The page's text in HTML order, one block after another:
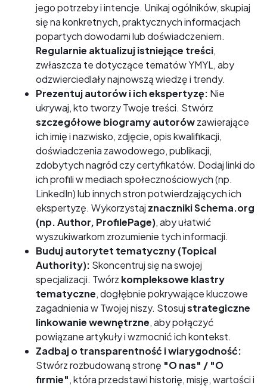
jego potrzeby i intencje. Unikaj ogólników, skupiaj
się na konkretnych, praktycznych informacjach
popartych dowodami lub doświadczeniem.
Regularnie aktualizuj istniejące treści,
zwłaszcza te dotyczące tematów YMYL, aby
odzwierciedlały najnowszą wiedzę i trendy.
Prezentuj autorów i ich ekspertyzę: Nie
ukrywaj, kto tworzy Twoje treści. Stwórz
szczegółowe biogramy autorówzawierające
ich imię i nazwisko, zdjęcie, opis kwalifikacji,
doświadczenia zawodowego, publikacji,
zdobytych nagród czy certyfikatów. Dodaj linki do
ich profili w mediach społecznościowych (np.
LinkedIn) lub innych stron potwierdzających ich
ekspertyzę. Wykorzystaj znaczniki Schema.org
(np. Author, ProfilePage), aby ułatwić
wyszukiwarkom zrozumienie tych informacji.
Buduj autorytet tematyczny (Topical
Authority): Skoncentruj się na swojej
specjalizacji. Twórz kompleksowe klastry
tematyczne, dogłębnie pokrywające kluczowe
zagadnienia w Twojej niszy. Stosujstrategiczne
linkowanie wewnętrzne, aby połączyć
powiązane artykuły i wzmocnić ich kontekst.
Zadbaj o transparentność i wiarygodność:
Stwórz rozbudowaną stronę "O nas" / "O
firmie", która przedstawi historię, misję, wartości i